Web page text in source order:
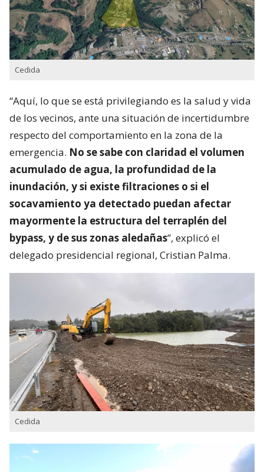
Cedida
“Aquí, lo que se está privilegiando es la salud y vida
de los vecinos, ante una situación de incertidumbre
respecto del comportamiento en la zona de la
emergencia. No se sabe con claridad el volumen
acumulado de agua, la profundidad de la
inundación, y si existe filtraciones o si el
socavamiento ya detectado puedan afectar
mayormente la estructura del terraplén del
bypass, y de sus zonas aledañas”, explicó el
delegado presidencial regional, Cristian Palma.
Cedida